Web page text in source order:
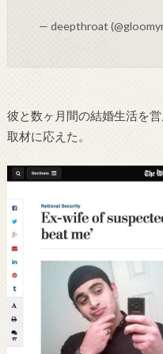
— deepthroat
彼と数ヶ月間の結婚生活を
取材に応えた。